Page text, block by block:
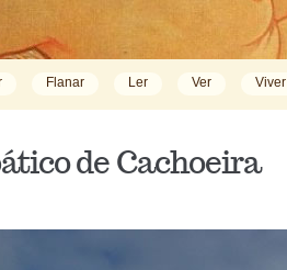
Flanar Ler Ver Viver
de Cachoeira